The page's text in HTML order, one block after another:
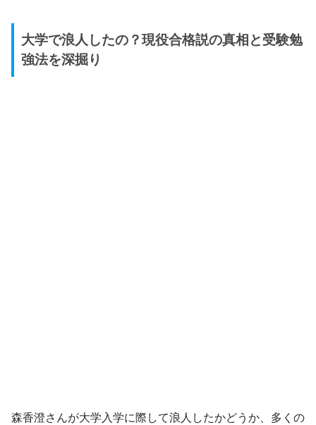
大学で浪人したの？現役合格説の真相と受験勉
強法を深掘り
森香澄さんが大学入学に際して浪人したかどうか、多くの